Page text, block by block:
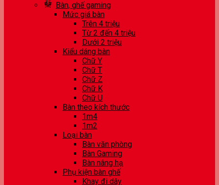
Bàn, ghế gaming
Mức giá bàn
Trên 4 triệu
Từ 2 đến 4 triệu
Dưới 2 triệu
Kiểu dáng bàn
Chữ Y
Chữ T
Chữ Z
Chữ K
Chữ U
Bàn theo kích thước
1m4
1m2
Loại bàn
Bàn văn phòng
Bàn Gaming
Bàn nâng hạ
Phụ kiện bàn ghế
Khay đi dây